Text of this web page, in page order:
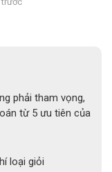
phải tham vọng,
từ 5 ưu tiên của
loại giỏi